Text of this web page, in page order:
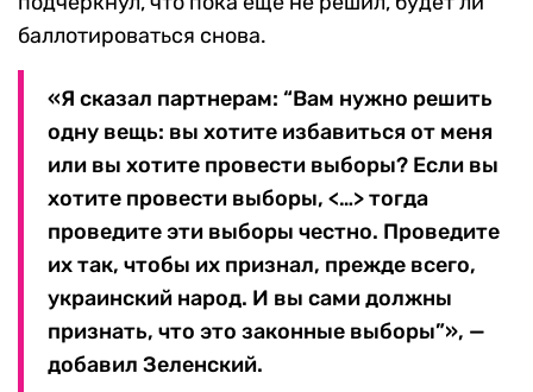
баллотироваться снова.
«Я сказал партнерам: “Вам нужно решить
одну вещь: вы хотите избавиться от меня
или вы хотите провести выборы? Если вы
хотите провести выборы, <…> тогда
проведите эти выборы честно. Проведите
их так, чтобы их признал, прежде всего,
украинский народ. И вы сами должны
признать, что это законные выборы”», —
добавил Зеленский.